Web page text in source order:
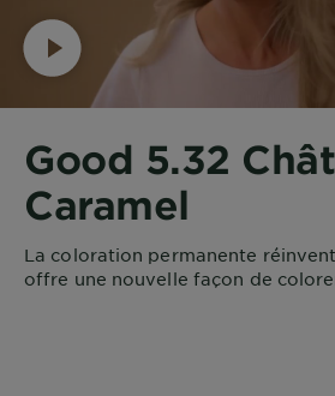
Good 5.32
Caramel
La coloration permanente
offre une nouvelle façon de